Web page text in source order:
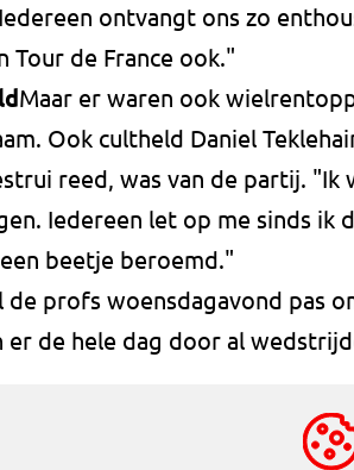
ontvangt ons zo
Tour de France ook."
Maar er waren ook
Ook cultheld Daniel
reed, was van de partij. "Ik
Iedereen let op me sinds ik
beetje beroemd."
de profs woensdagavond pas
er de hele dag door al